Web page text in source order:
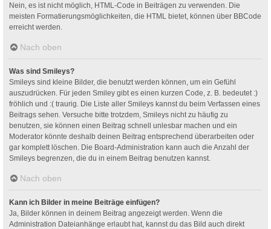
Nein, es ist nicht möglich, HTML-Code in Beiträgen zu verwenden. Die
meisten Formatierungsmöglichkeiten, die HTML bietet, können über BBCode
erreicht werden.
Nach oben
Was sind Smileys?
Smileys sind kleine Bilder, die benutzt werden können, um ein Gefühl
auszudrücken. Für jeden Smiley gibt es einen kurzen Code, z. B. bedeutet :)
fröhlich und :( traurig. Die Liste aller Smileys kannst du beim Verfassen eines
Beitrags sehen. Versuche bitte trotzdem, Smileys nicht zu häufig zu
benutzen, sie können einen Beitrag schnell unlesbar machen und ein
Moderator könnte deshalb deinen Beitrag entsprechend überarbeiten oder
gar komplett löschen. Die Board-Administration kann auch die Anzahl der
Smileys begrenzen, die du in einem Beitrag benutzen kannst.
Nach oben
Kann ich Bilder in meine Beiträge einfügen?
Ja, Bilder können in deinem Beitrag angezeigt werden. Wenn die
Administration Dateianhänge erlaubt hat, kannst du das Bild auch direkt